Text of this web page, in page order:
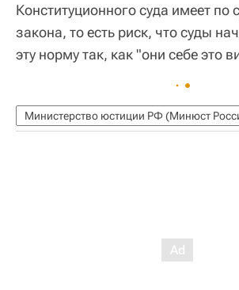
Конституционного суда имеет по
закона, то есть риск, что суды
эту норму так, как "они себе это
Министерство юстиции РФ (Минюст